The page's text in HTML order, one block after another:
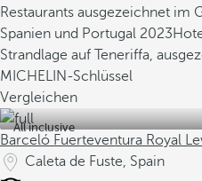
Restaurants ausgezeichnet im
Spanien und Portugal 2023
Strandlage auf Teneriffa,
MICHELIN-Schlüssel
Vergleichen
All inclusive
Barceló Fuerteventura Royal
Caleta de Fuste, Spain